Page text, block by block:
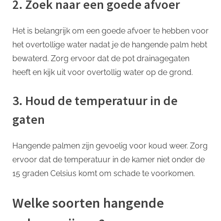
2. Zoek naar een goede afvoer
Het is belangrijk om een goede afvoer te hebben voor
het overtollige water nadat je de hangende palm hebt
bewaterd. Zorg ervoor dat de pot drainagegaten
heeft en kijk uit voor overtollig water op de grond.
3. Houd de temperatuur in de
gaten
Hangende palmen zijn gevoelig voor koud weer. Zorg
ervoor dat de temperatuur in de kamer niet onder de
15 graden Celsius komt om schade te voorkomen.
Welke soorten hangende